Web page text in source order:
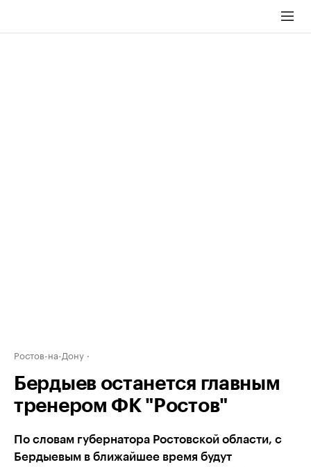
Ростов-на-Дону
Бердыев останется главным
тренером ФК "Ростов"
По словам губернатора Ростовской области, с
Бердыевым в ближайшее время будут